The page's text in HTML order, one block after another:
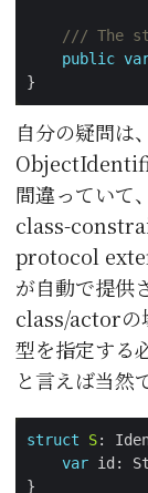
/// The
public
自分の疑問
間違っていて
class-
protocol
が自動で提供
class/actorの
型を指定する
と言えば当然
struct S
var